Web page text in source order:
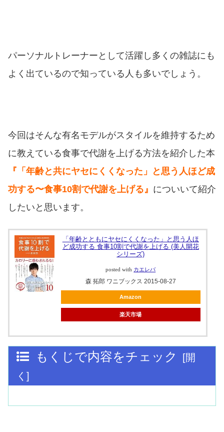
パーソナルトレーナーとして活躍し多くの雑誌にも
よく出ているので知っている人も多いでしょう。
今回はそんな有名モデルがスタイルを維持するため
に教えている食事で代謝を上げる方法を紹介した本
『「年齢と共にヤセにくくなった」と思う人ほど成
功する〜食事10割で代謝を上げる』 についいて紹介
したいと思います。
「年齢とともにヤセにくくなった」と思う人ほ
ど成功する 食事10割で代謝を上げる (美人開花
シリーズ)
posted with カエレバ
森 拓郎 ワニブックス 2015-08-27
Amazon
楽天市場
もくじで内容をチェック